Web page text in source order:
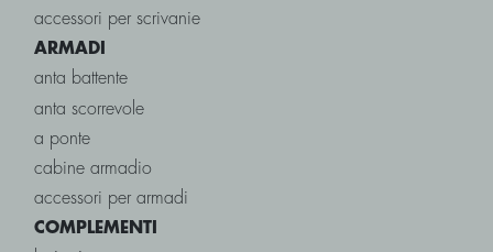
accessori per scrivanie
ARMADI
anta battente
anta scorrevole
a ponte
cabine armadio
accessori per armadi
COMPLEMENTI